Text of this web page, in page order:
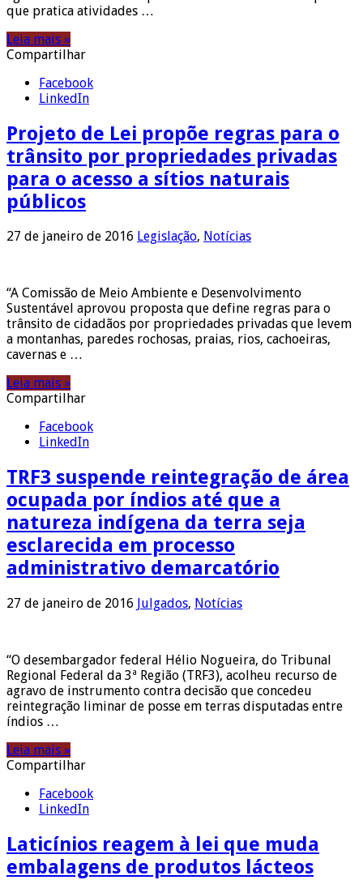
que pratica atividades …
Leia mais »
Compartilhar
Facebook
LinkedIn
Projeto de Lei propõe regras para o
trânsito por propriedades privadas
para o acesso a sítios naturais
públicos
27 de janeiro de 2016 Legislação, Notícias
“A Comissão de Meio Ambiente e Desenvolvimento
Sustentável aprovou proposta que define regras para o
trânsito de cidadãos por propriedades privadas que levem
a montanhas, paredes rochosas, praias, rios, cachoeiras,
cavernas e …
Leia mais »
Compartilhar
Facebook
LinkedIn
TRF3 suspende reintegração de área
ocupada por índios até que a
natureza indígena da terra seja
esclarecida em processo
administrativo demarcatório
27 de janeiro de 2016 Julgados, Notícias
“O desembargador federal Hélio Nogueira, do Tribunal
Regional Federal da 3ª Região (TRF3), acolheu recurso de
agravo de instrumento contra decisão que concedeu
reintegração liminar de posse em terras disputadas entre
índios …
Leia mais »
Compartilhar
Facebook
LinkedIn
Laticínios reagem à lei que muda
embalagens de produtos lácteos